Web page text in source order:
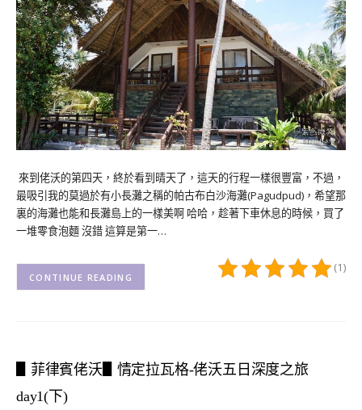
來到佬沃的第四天，終於看到晴天了，這天的行程一樣很豐富，不過，
最吸引我的莫過於有小長灘之稱的帕古布白沙海灘(Pagudpud)，希望那
裏的海灘也能和長灘島上的一樣美啊 哈哈，趁著下車休息的時候，買了
一堆零食泡麵 沒錯 這算是第一…
(1)
CONTINUE READING
▋菲律賓佬沃▋情定拉瓦格-佬沃五日深度之旅
day1(下)